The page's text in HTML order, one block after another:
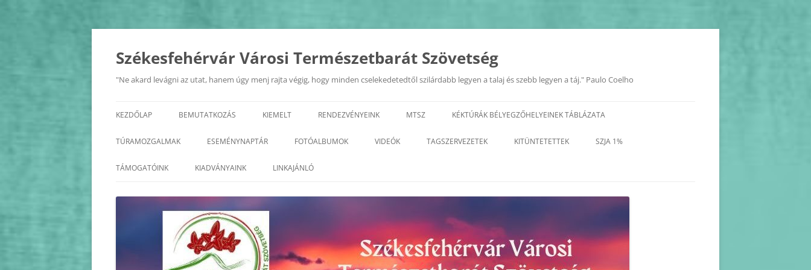
Kilépés
tartalomba
Székesfehérvár Városi Természetbarát Szövetség
"Ne akard levágni az utat, hanem úgy menj rajta végig, hogy minden cselekedetedtől szilárdabb legyen a talaj és szebb legyen a táj." Paulo Coelho
KEZDŐLAP BEMUTATKOZÁS
A SZÖVETSÉG
ALAPSZABÁLY
KÖZHASZNÚSÁGI JELENTÉS
2022
2021
KIEMELT RENDEZVÉNYEINK
EURÓPAI MOBILITÁSI HÉT
TERMÉSZETI ÉRTÉKEK A KIRÁLYOK
MTSZ KÉKTÚRÁK BÉLYEGZŐHELYEINEK TÁBLÁZATA
TÚRAMOZGALMAK
BALATON KÖRTÚRA
FEJÉR MEGYE KASTÉLYAI
FEJÉR MEGYE KERÉKPÁROS
ESEMÉNYNAPTÁR
2026
2024
2023
2022
FOTÓALBUMOK
2026
2023
2022
VIDEÓK TAGSZERVEZETEK
GYÖNGYVIRÁG TE
KORÁBBI HAVI PROGRAM
TERVEZETEK(2025-2017)
TELEKI TTE– TETETE
KITÜNTETETTEK SZJA 1%
TÁMOGATÓINK KIADVÁNYAINK LINKAJÁNLÓ